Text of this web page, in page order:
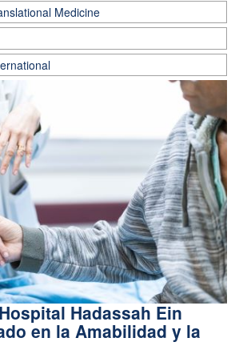
Medicine
Hadassah Ein
en la Amabilidad y la